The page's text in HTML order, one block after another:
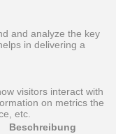
and analyze the key
in delivering a
visitors interact with
on metrics the
etc.
Beschreibung